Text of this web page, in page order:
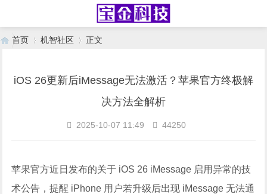
首页 机智社区 正文
iOS 26更新后iMessage无法激活？苹果官方终极解
决方法全解析
2025-10-07 11:49 44250
苹果官方近日发布的关于 iOS 26 iMessage 启用异常的技
术公告，提醒 iPhone 用户若升级后出现 iMessage 无法通